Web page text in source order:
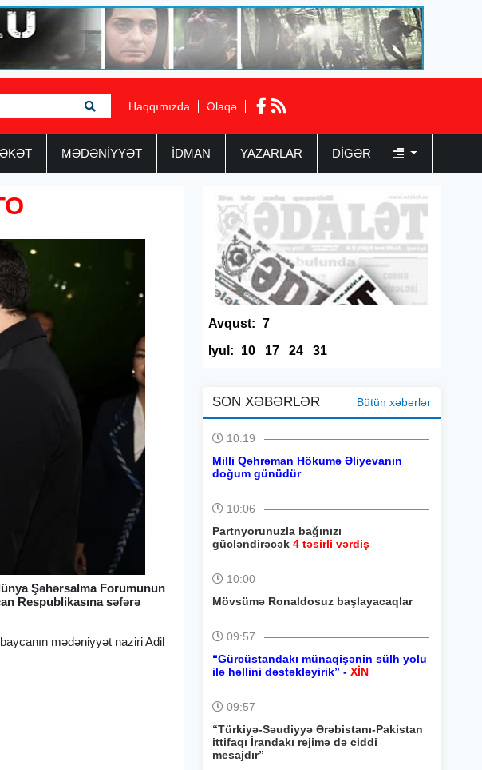
Haqqımızda Əlaqə
MƏDƏNİYYƏT İDMAN YAZARLAR DIGƏR
Şəhərsalma Forumunun
Respublikasına səfərə
mədəniyyət naziri Adil
Avqust: 7
Iyul:
10 17 24 31
SON XƏBƏRLƏR Bütün xəbərlər
10:19
Milli Qəhrəman Hökumə Əliyevanın
doğum günüdür
10:06
Partnyorunuzla bağınızı
gücləndirəcək 4 təsirli vərdiş
10:00
Mövsümə Ronaldosuz başlayacaqlar
09:57
“Gürcüstandakı münaqişənin sülh yolu
ilə həllini dəstəkləyirik” - XİN
09:57
“Türkiyə-Səudiyyə Ərəbistanı-Pakistan
ittifaqı İrandakı rejimə də ciddi
mesajdır”